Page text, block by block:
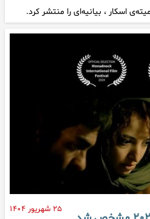
اسکار ، بیانیه‌ای را منتشر کرد.
۲۵ شهریور ۱۴۰۴